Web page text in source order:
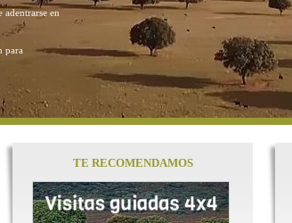
adentrarse en
para
TE RECOMENDAMOS